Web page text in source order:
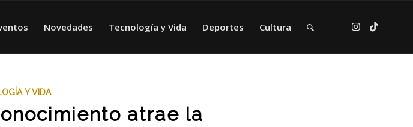
Novedades Tecnología y Vida Deportes Cultura
Y VIDA
atrae la